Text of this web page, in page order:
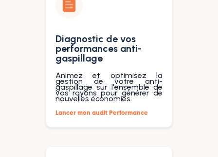
Diagnostic de vos
performances anti-
gaspillage
Animez et optimisez la
gestion de votre anti-
gaspillage sur l'ensemble de
vos rayons pour générer de
nouvelles économies.
Lancer mon audit Performance